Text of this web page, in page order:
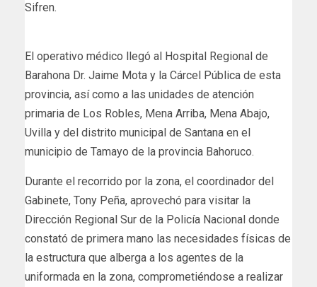
Sifren.
El operativo médico llegó al Hospital Regional de
Barahona Dr. Jaime Mota y la Cárcel Pública de esta
provincia, así como a las unidades de atención
primaria de Los Robles, Mena Arriba, Mena Abajo,
Uvilla y del distrito municipal de Santana en el
municipio de Tamayo de la provincia Bahoruco.
Durante el recorrido por la zona, el coordinador del
Gabinete, Tony Peña, aprovechó para visitar la
Dirección Regional Sur de la Policía Nacional donde
constató de primera mano las necesidades físicas de
la estructura que alberga a los agentes de la
uniformada en la zona, comprometiéndose a realizar